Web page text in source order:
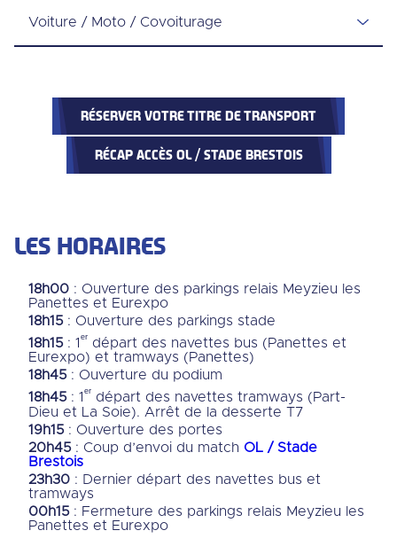
Voiture / Moto / Covoiturage
RÉSERVER VOTRE TITRE DE TRANSPORT
RÉCAP ACCÈS OL / STADE BRESTOIS
LES HORAIRES
18h00 : Ouverture des parkings relais Meyzieu les
Panettes et Eurexpo
18h15: Ouverture des parkings stade
18h15: 1 ᵉʳ départ des navettes bus (Panettes et
Eurexpo) et tramways (Panettes)
18h45 : Ouverture du podium
18h45: 1 ᵉʳ départ des navettes tramways (Part-
Dieu et La Soie). Arrêt de la desserte T7
19h15: Ouverture des portes
20h45: Coup d’envoi du match OL / Stade
Brestois
23h30 : Dernier départ des navettes bus et
tramways
00h15 : Fermeture des parkings relais Meyzieu les
Panettes et Eurexpo